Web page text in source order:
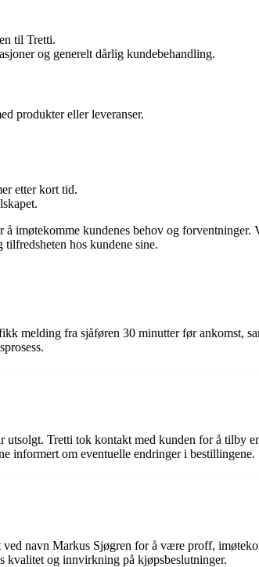
til Tretti.
og generelt dårlig kundebehandling.
produkter eller leveranser.
etter kort tid.
imøtekomme kundenes behov og forventninger.
hos kundene sine.
melding fra sjåføren 30 minutter før ankomst,
Tretti tok kontakt med kunden for å tilby
informert om eventuelle endringer i bestillingene.
navn Markus Sjøgren for å være proff,
kvalitet og innvirkning på kjøpsbeslutninger.